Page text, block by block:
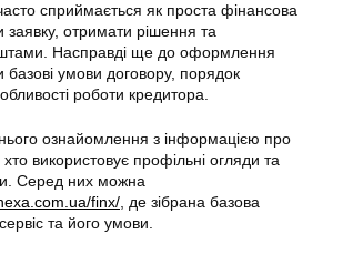
сприймається як проста фінансова
заявку, отримати рішення та
Насправді ще до оформлення
базові умови договору, порядок
роботи кредитора.
ознайомлення з інформацією про
використовує профільні огляди та
Серед них можна
finx/, де зібрана базова
та його умови.